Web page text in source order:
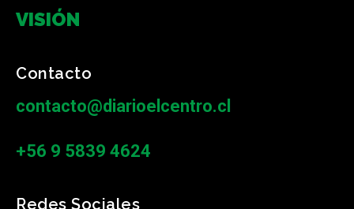
VISIÓN
Contacto
contacto@diarioelcentro.cl
+56 9 5839 4624
Redes Sociales